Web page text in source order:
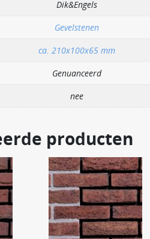
Dik&Engels
Gevelstenen
ca. 210x100x65 mm
Genuanceerd
nee
producten